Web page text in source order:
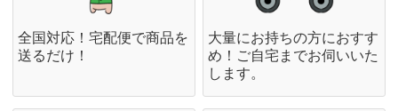
全国対応！宅配便で商品を
送るだけ！
大量にお持ちの方におすす
め！ご自宅までお伺いいた
します。